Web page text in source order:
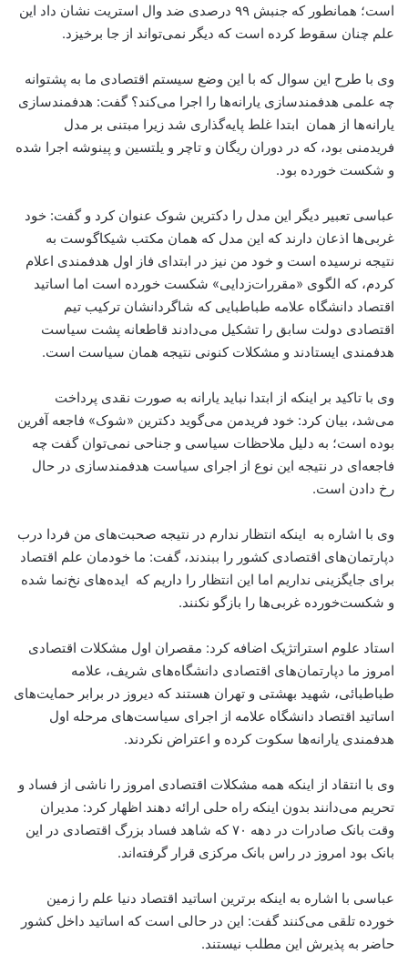
است؛ همانطور که جنبش ۹۹ درصدی ضد وال استریت نشان داد این
علم چنان سقوط کرده است که دیگر نمی‌تواند از جا برخیزد.
وی با طرح این سوال که با این وضع سیستم اقتصادی ما به پشتوانه
چه علمی هدفمندسازی یارانه‌ها را اجرا می‌کند؟ گفت: هدفمندسازی
یارانه‌ها از همان ابتدا غلط پایه‌گذاری شد زیرا مبتنی بر مدل
فریدمنی بود، که در دوران ریگان و تاچر و یلتسین و پینوشه اجرا شده
و شکست خورده بود.
عباسی تعبیر دیگر این مدل را دکترین شوک عنوان کرد و گفت: خود
غربی‌ها اذعان دارند که این مدل که همان مکتب شیکاگوست به
نتیجه نرسیده است و خود من نیز در ابتدای فاز اول هدفمندی اعلام
کردم، که الگوی «مقررات‌زدایی» شکست خورده است اما اساتید
اقتصاد دانشگاه علامه طباطبایی که شاگردانشان ترکیب تیم
اقتصادی دولت سابق را تشکیل می‌دادند قاطعانه پشت سیاست
هدفمندی ایستادند و مشکلات کنونی نتیجه همان سیاست است.
وی با تاکید بر اینکه از ابتدا نباید یارانه به صورت نقدی پرداخت
می‌شد، بیان کرد: خود فریدمن می‌گوید دکترین «شوک» فاجعه‌ آفرین
بوده است؛ به دلیل ملاحظات سیاسی و جناحی نمی‌توان گفت چه
فاجعه‌ای در نتیجه این نوع از اجرای سیاست هدفمندسازی در حال
رخ دادن است.
وی با اشاره به اینکه انتظار ندارم در نتیجه صحبت‌های من فردا درب
دپارتمان‌های اقتصادی کشور را ببندند، گفت: ما خودمان علم اقتصاد
برای جایگزینی نداریم اما این انتظار را داریم که ایده‌های نخ‌نما شده
و شکست‌خورده غربی‌ها را بازگو نکنند.
استاد علوم استراتژیک اضافه کرد: مقصران اول مشکلات اقتصادی
امروز ما دپارتمان‌های اقتصادی دانشگاه‌های شریف، علامه
طباطبائی، شهید بهشتی و تهران هستند که دیروز در برابر حمایت‌های
اساتید اقتصاد دانشگاه علامه از اجرای سیاست‌های مرحله اول
هدفمندی یارانه‌ها سکوت کرده و اعتراض نکردند.
وی با انتقاد از اینکه همه مشکلات اقتصادی امروز را ناشی از فساد و
تحریم می‌دانند بدون اینکه راه حلی ارائه دهند اظهار کرد: مدیران
وقت بانک صادرات در دهه ۷۰ که شاهد فساد بزرگ اقتصادی در این
بانک بود امروز در راس بانک مرکزی قرار گرفته‌اند.
عباسی با اشاره به اینکه برترین اساتید اقتصاد دنیا علم را زمین
خورده تلقی می‌کنند گفت: این در حالی است که اساتید داخل کشور
حاضر به پذیرش این مطلب نیستند.